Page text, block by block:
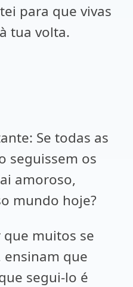
para que vivas
tua volta.
Se todas as
seguissem os
amoroso,
mundo hoje?
muitos se
ensinam que
segui-lo é